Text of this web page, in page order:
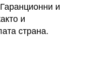
и
и
страна.